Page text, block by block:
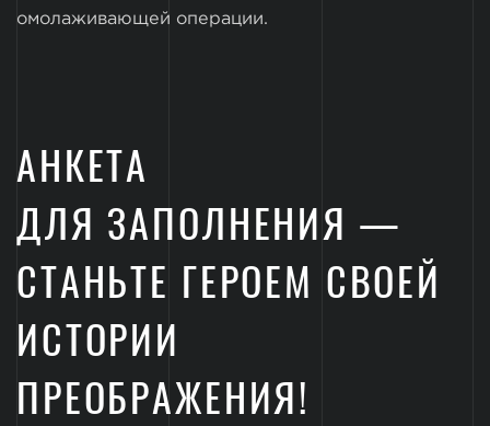
омолаживающей операции.
АНКЕТА
ДЛЯ ЗАПОЛНЕНИЯ —
СТАНЬТЕ ГЕРОЕМ СВОЕЙ
ИСТОРИИ
ПРЕОБРАЖЕНИЯ!